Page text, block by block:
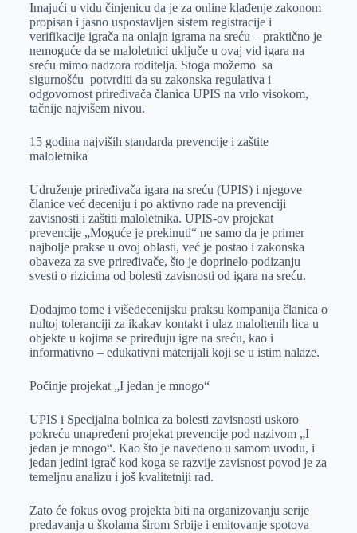
Imajući u vidu činjenicu da je za online klađenje zakonom
propisan i jasno uspostavljen sistem registracije i
verifikacije igrača na onlajn igrama na sreću – praktično je
nemoguće da se maloletnici uključe u ovaj vid igara na
sreću mimo nadzora roditelja. Stoga možemo sa
sigurnošću potvrditi da su zakonska regulativa i
odgovornost priređivača članica UPIS na vrlo visokom,
tačnije najvišem nivou.
15 godina najviših standarda prevencije i zaštite
maloletnika
Udruženje priređivača igara na sreću (UPIS) i njegove
članice već deceniju i po aktivno rade na prevenciji
zavisnosti i zaštiti maloletnika. UPIS-ov projekat
prevencije „Moguće je prekinuti“ ne samo da je primer
najbolje prakse u ovoj oblasti, već je postao i zakonska
obaveza za sve priređivače, što je doprinelo podizanju
svesti o rizicima od bolesti zavisnosti od igara na sreću.
Dodajmo tome i višedecenijsku praksu kompanija članica o
nultoj toleranciji za ikakav kontakt i ulaz maloltenih lica u
objekte u kojima se priređuju igre na sreću, kao i
informativno – edukativni materijali koji se u istim nalaze.
Počinje projekat „I jedan je mnogo“
UPIS i Specijalna bolnica za bolesti zavisnosti uskoro
pokreću unapređeni projekat prevencije pod nazivom „I
jedan je mnogo“. Kao što je navedeno u samom uvodu, i
jedan jedini igrač kod koga se razvije zavisnost povod je za
temeljnu analizu i još kvalitetniji rad.
Zato će fokus ovog projekta biti na organizovanju serije
predavanja u školama širom Srbije i emitovanje spotova